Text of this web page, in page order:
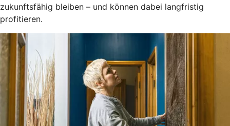
zukunftsfähig bleiben – und können dabei langfristig
profitieren.